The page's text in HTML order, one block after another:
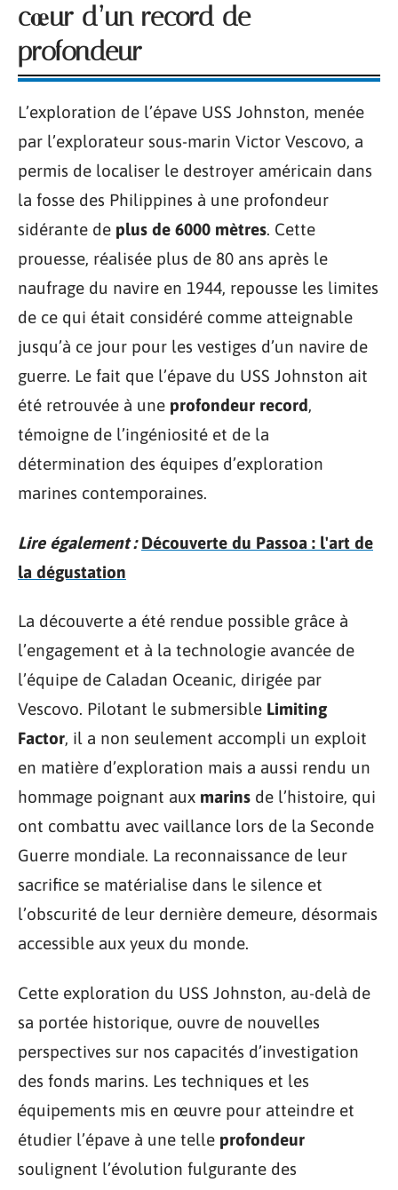
cœur d’un record de
profondeur
L’exploration de l’épave USS Johnston, menée
par l’explorateur sous-marin Victor Vescovo, a
permis de localiser le destroyer américain dans
la fosse des Philippines à une profondeur
sidérante de plus de 6000 mètres. Cette
prouesse, réalisée plus de 80 ans après le
naufrage du navire en 1944, repousse les limites
de ce qui était considéré comme atteignable
jusqu’à ce jour pour les vestiges d’un navire de
guerre. Le fait que l’épave du USS Johnston ait
été retrouvée à une profondeur record,
témoigne de l’ingéniosité et de la
détermination des équipes d’exploration
marines contemporaines.
Lire également : Découverte du Passoa : l'art de
la dégustation
La découverte a été rendue possible grâce à
l’engagement et à la technologie avancée de
l’équipe de Caladan Oceanic, dirigée par
Vescovo. Pilotant le submersible Limiting
Factor, il a non seulement accompli un exploit
en matière d’exploration mais a aussi rendu un
hommage poignant aux marins de l’histoire, qui
ont combattu avec vaillance lors de la Seconde
Guerre mondiale. La reconnaissance de leur
sacrifice se matérialise dans le silence et
l’obscurité de leur dernière demeure, désormais
accessible aux yeux du monde.
Cette exploration du USS Johnston, au-delà de
sa portée historique, ouvre de nouvelles
perspectives sur nos capacités d’investigation
des fonds marins. Les techniques et les
équipements mis en œuvre pour atteindre et
étudier l’épave à une telle profondeur
soulignent l’évolution fulgurante des